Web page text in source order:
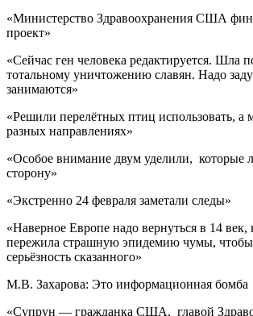
«Министерство Здравоохранения США
проект»
«Сейчас ген человека редактируется. Шла
тотальному уничтожению славян. Надо
занимаются»
«Решили перелётных птиц использовать, а
разных направлениях»
«Особое внимание двум уделили, которые
сторону»
«Экстренно 24 февраля заметали следы»
«Наверное Европе надо вернуться в 14 век,
пережила страшную эпидемию чумы, чтобы
серьёзность сказанного»
М.В. Захарова: Это информационная бомба
«Супрун — гражданка США, главой